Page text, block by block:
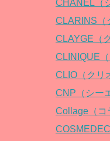
CHANEL（
CLARINS（
CLAYGE（
CLINIQUE（
CLIO（クリ
CNP（シー
Collage（コ